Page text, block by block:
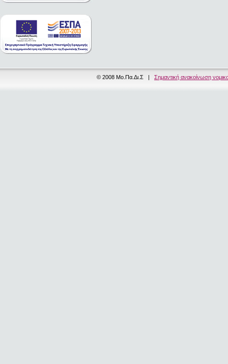
© 2008 Μο.Πα.Δι.Σ | Σημαντική ανακοίνωση